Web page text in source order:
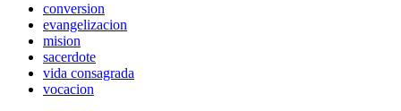
conversion
evangelizacion
mision
sacerdote
vida consagrada
vocacion